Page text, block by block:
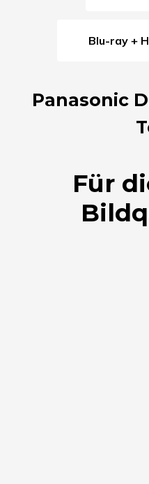
Blu-ray +
Panasonic
Für